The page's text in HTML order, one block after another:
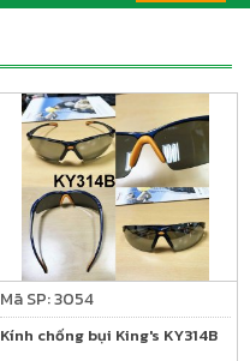
Mã SP: 3054
Kính chống bụi King's KY314B